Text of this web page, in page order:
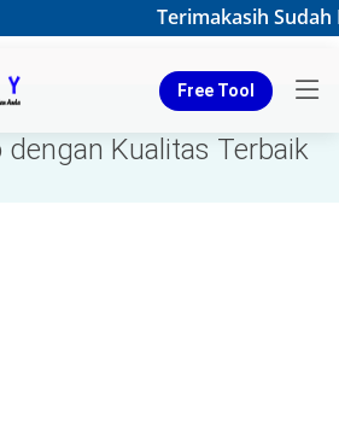
Terimakasih Sudah
Free Tool
dengan Kualitas Terbaik